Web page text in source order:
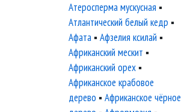
Атеросперма мускусная ▪
Атлантический белый кедр ▪
Афата ▪Афзелия ксилай ▪
Африканский мескит ▪
Африканский орех ▪
Африканское крабовое
дерево ▪Африканское чёрное